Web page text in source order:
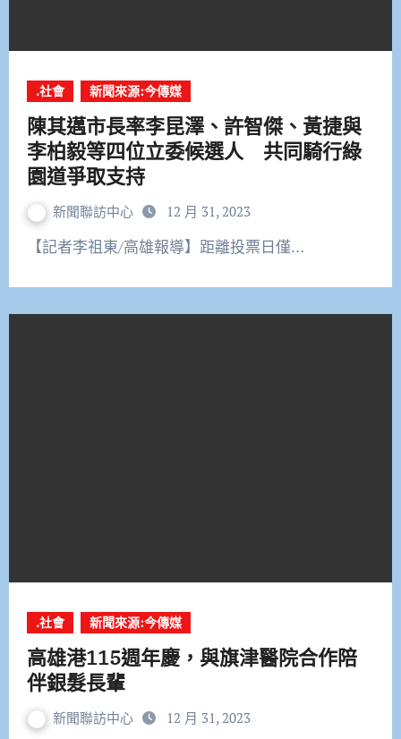
.社會 新聞來源:今傳媒
陳其邁市長率李昆澤、許智傑、黃捷與
李柏毅等四位立委候選人 共同騎行綠
園道爭取支持
新聞聯訪中心 12 月 31, 2023
【記者李祖東/高雄報導】距離投票日僅…
.社會 新聞來源:今傳媒
高雄港115週年慶，與旗津醫院合作陪
伴銀髮長輩
新聞聯訪中心 12 月 31, 2023